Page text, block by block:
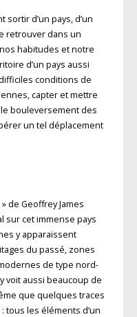
sortir d’un pays, d’un
retrouver dans un
habitudes et notre
d’un pays aussi
conditions de
capter et mettre
bouleversement des
un tel déplacement
de Geoffrey James
sur cet immense pays
y apparaissent
du passé, zones
de type nord-
voit aussi beaucoup de
que quelques traces
tous les éléments d’un